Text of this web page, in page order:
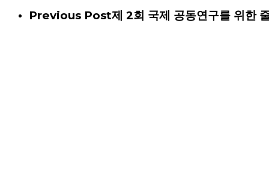
Previous Post제 2회 국제 공동연구를 위한